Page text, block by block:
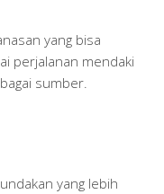
yang bisa
perjalanan mendaki
sumber.
yang lebih